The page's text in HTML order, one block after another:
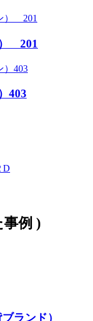
201
403
例 )
ランド）